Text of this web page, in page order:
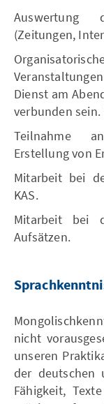
Auswertung
(Zeitungen,
Dienst am
verbunden
Teilnahme
Erstellung von
Mitarbeit bei
KAS.
Mitarbeit bei
Aufsätzen.
nicht
unseren
der deutschen
Fähigkeit,